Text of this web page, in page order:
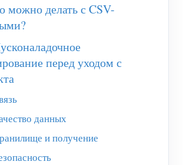
энергии на предприятии
видео
участников
IAMMETER
можно делать с CSV-
перед уходом с
данных
и получение